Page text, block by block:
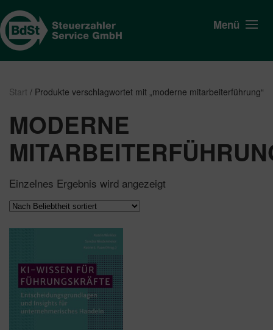
Menü
Start / Produkte verschlagwortet mit „moderne mitarbeiterführung“
MODERNE
Einzelnes Ergebnis wird angezeigt